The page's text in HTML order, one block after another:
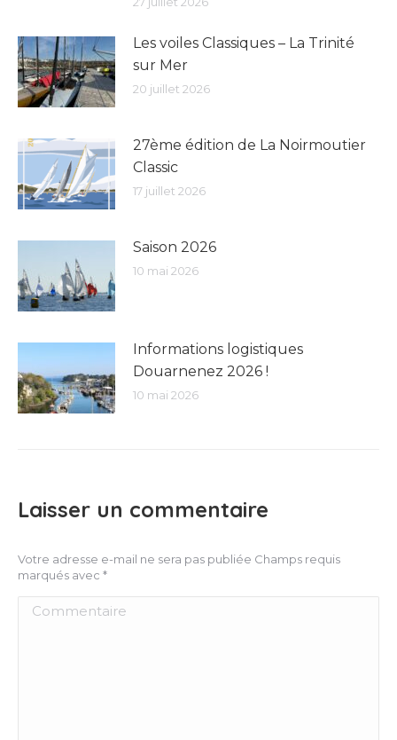
Les voiles Classiques – La Trinité
sur Mer
20 juillet 2026
27ème édition de La Noirmoutier
Classic
17 juillet 2026
Saison 2026
10 mai 2026
Informations logistiques
Douarnenez 2026 !
10 mai 2026
Laisser un commentaire
Votre adresse e-mail ne sera pas publiée Champs requis
marqués avec *
Commentaire